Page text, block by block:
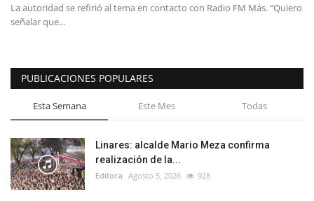
La autoridad se refirió al tema en contacto con Radio FM Más. “Quiero
señalar que...
PUBLICACIONES POPULARES
Esta Semana Este Mes Todas
Linares: alcalde Mario Meza confirma
realización de la...
Editora Agosto 5, 2026 928